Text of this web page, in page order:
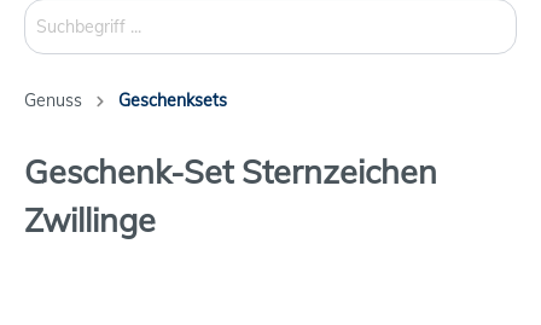
Genuss Geschenksets
Geschenk-Set Sternzeichen
Zwillinge